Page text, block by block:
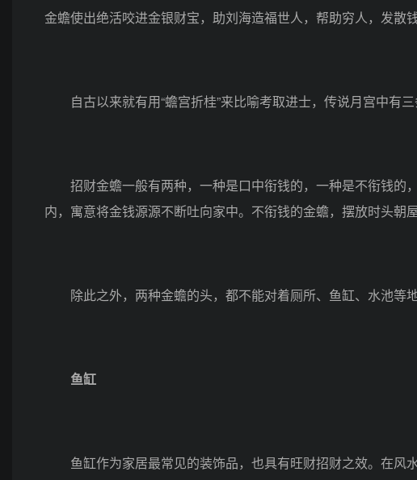
金蟾使出绝活咬进金银财宝，助刘海造福世人，帮助穷人，发散
自古以来就有用“蟾宫折桂”来比喻考取进士，传说月宫中有三
招财金蟾一般有两种，一种是口中衔钱的，一种是不衔钱的
内，寓意将金钱源源不断吐向家中。不衔钱的金蟾，摆放时头朝
除此之外，两种金蟾的头，都不能对着厕所、鱼缸、水池等
鱼缸
鱼缸作为家居最常见的装饰品，也具有旺财招财之效。在风